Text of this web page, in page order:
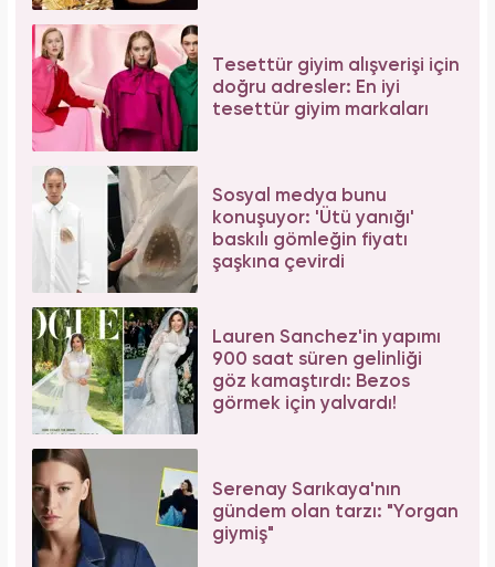
Tesettür giyim alışverişi için
doğru adresler: En iyi
tesettür giyim markaları
Sosyal medya bunu
konuşuyor: 'Ütü yanığı'
baskılı gömleğin fiyatı
şaşkına çevirdi
Lauren Sanchez'in yapımı
900 saat süren gelinliği
göz kamaştırdı: Bezos
görmek için yalvardı!
Serenay Sarıkaya'nın
gündem olan tarzı: "Yorgan
giymiş"